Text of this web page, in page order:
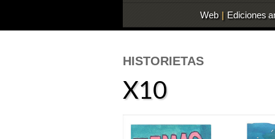
Web | Ediciones
HISTORIETAS
X10